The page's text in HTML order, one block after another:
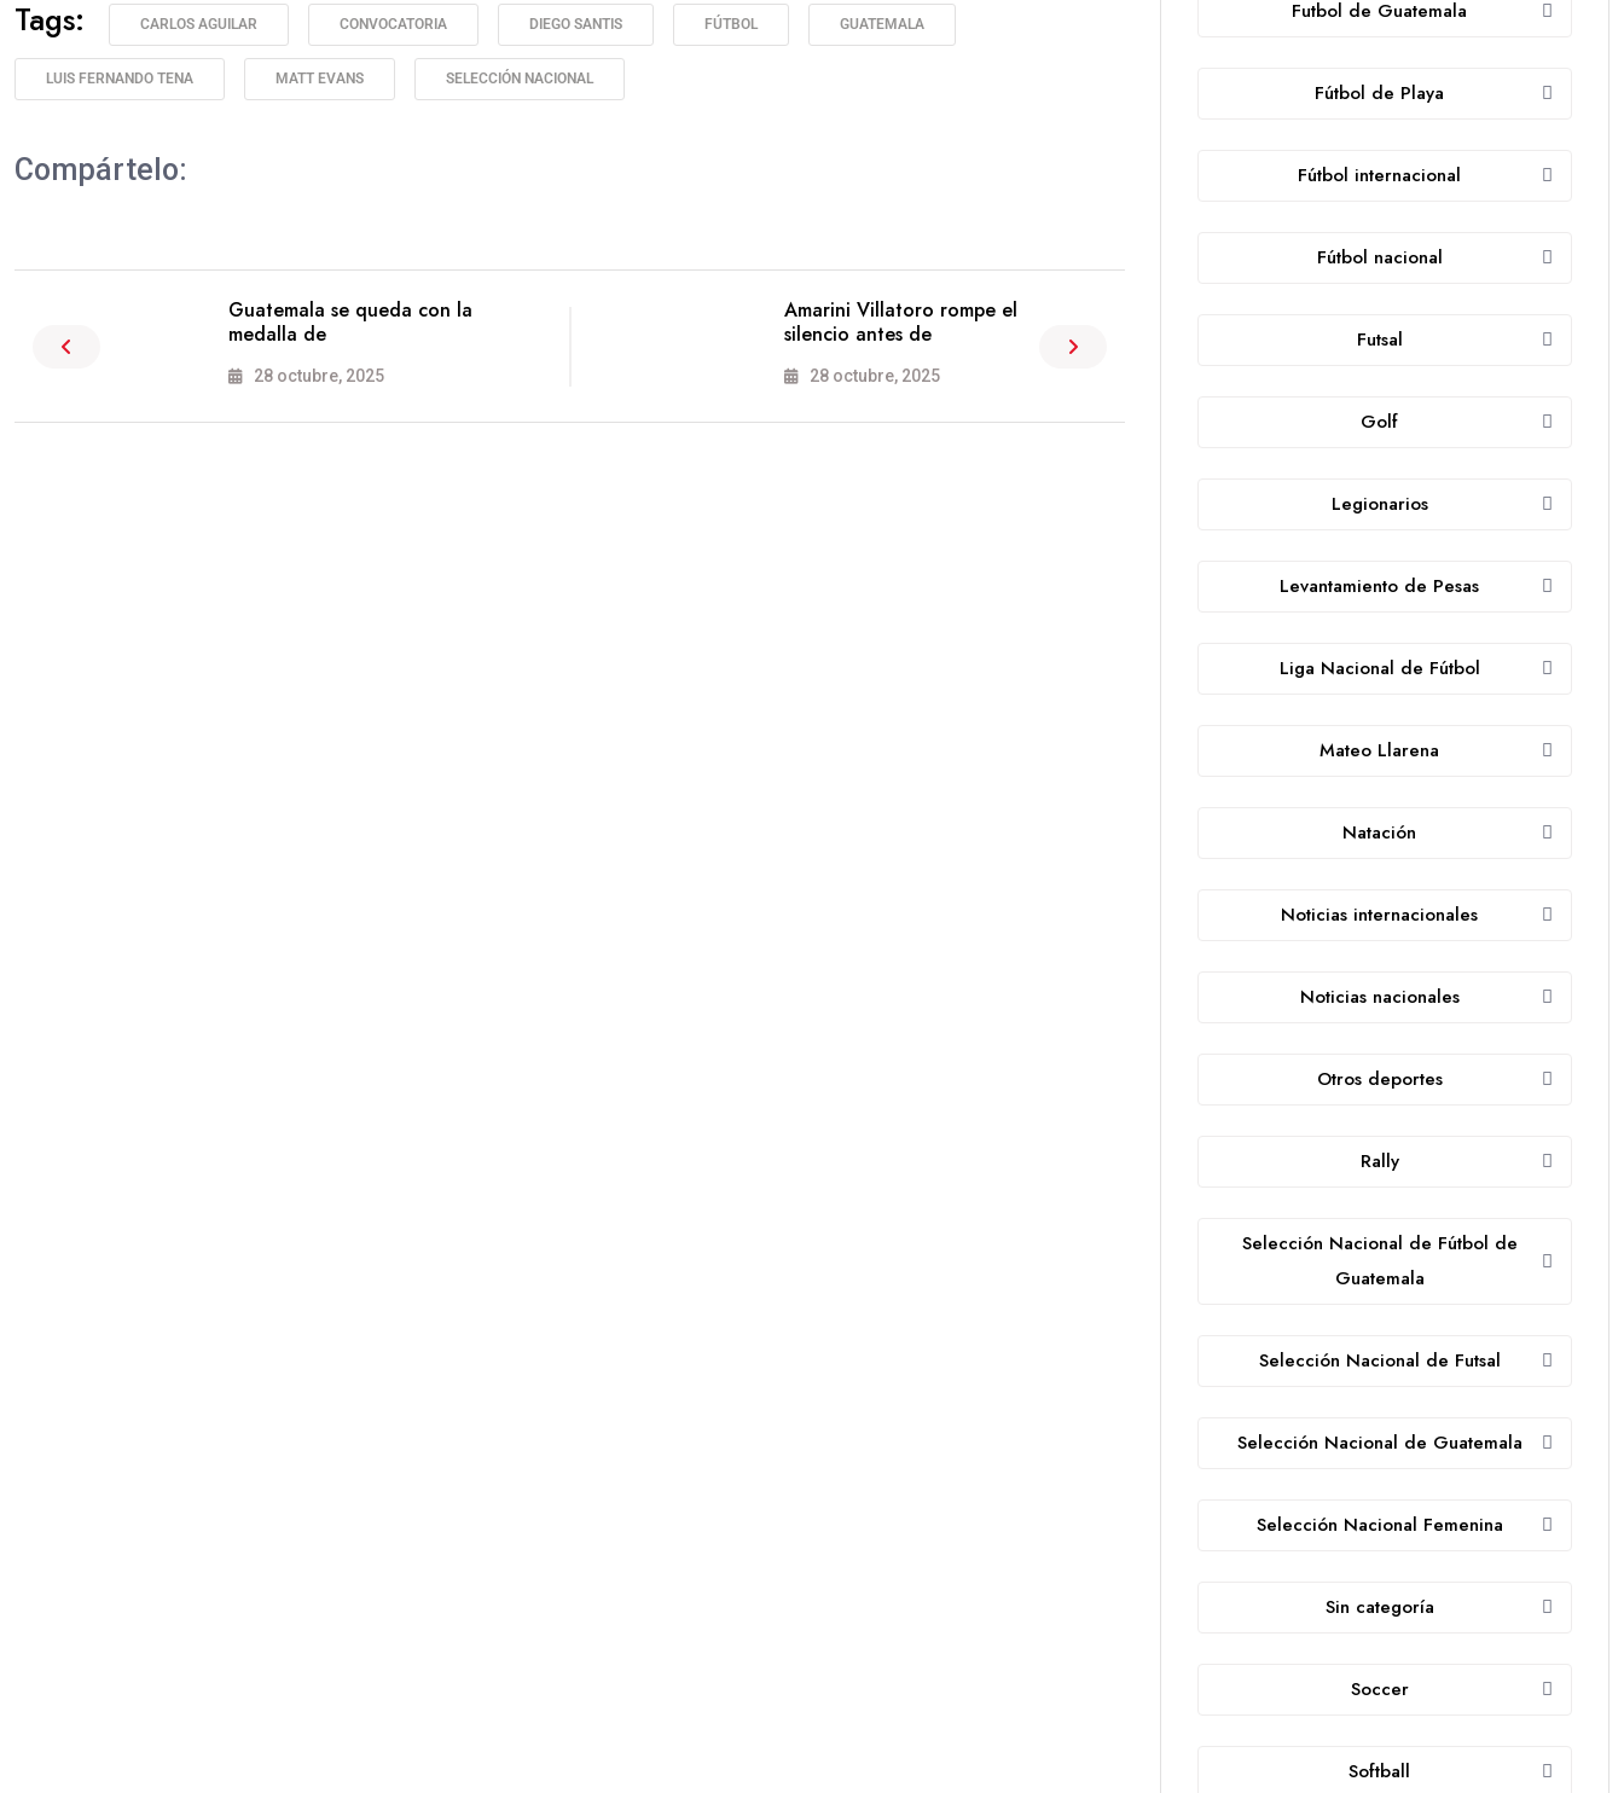
Tags: CARLOS AGUILAR CONVOCATORIA DIEGO SANTIS FÚTBOL GUATEMALA
LUIS FERNANDO TENA MATT EVANS SELECCIÓN NACIONAL
Compártelo:
Guatemala se queda con la
medalla de
28 octubre, 2025
Amarini Villatoro rompe el
silencio antes de
28 octubre, 2025
Futbol de Guatemala
Fútbol de Playa
Fútbol internacional
Fútbol nacional
Futsal
Golf
Legionarios
Levantamiento de Pesas
Liga Nacional de Fútbol
Mateo Llarena
Natación
Noticias internacionales
Noticias nacionales
Otros deportes
Rally
Selección Nacional de Fútbol de
Guatemala
Selección Nacional de Futsal
Selección Nacional de Guatemala
Selección Nacional Femenina
Sin categoría
Soccer
Softball